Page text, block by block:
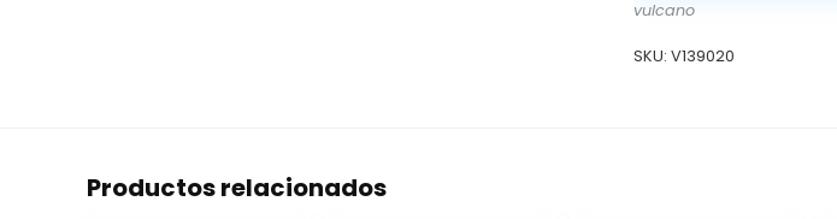
vulcano
SKU:V139020
Productos relacionados